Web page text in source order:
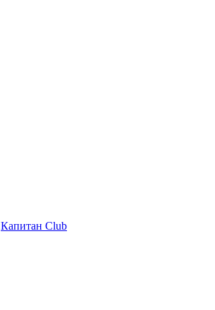
Капитан Club